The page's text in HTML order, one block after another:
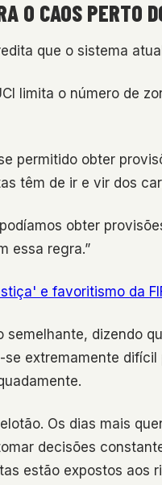
O CAOS PERTO
que o sistema
limita o número de
permitido obter
têm de ir e vir dos
obter
essa regra.”
e favoritismo da
semelhante, dizendo
extremamente
Os dias mais
decisões
estão expostos aos